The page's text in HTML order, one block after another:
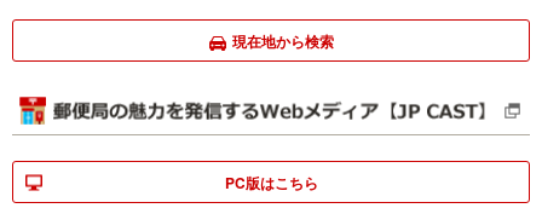
現在地から検索
PC版はこちら